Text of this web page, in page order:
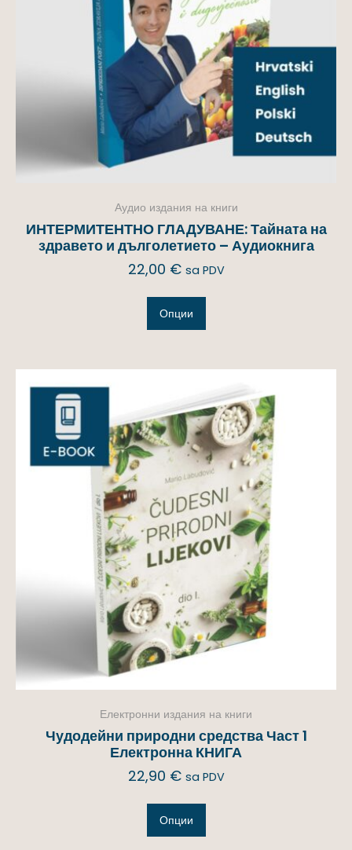
Аудио издания на книги
ИНТЕРМИТЕНТНО ГЛАДУВАНЕ: Тайната на
здравето и дълголетието – Аудиокнига
22,00 € sa PDV
Опции
Електронни издания на книги
Чудодейни природни средства Част 1
Електронна КНИГА
22,90 € sa PDV
Опции